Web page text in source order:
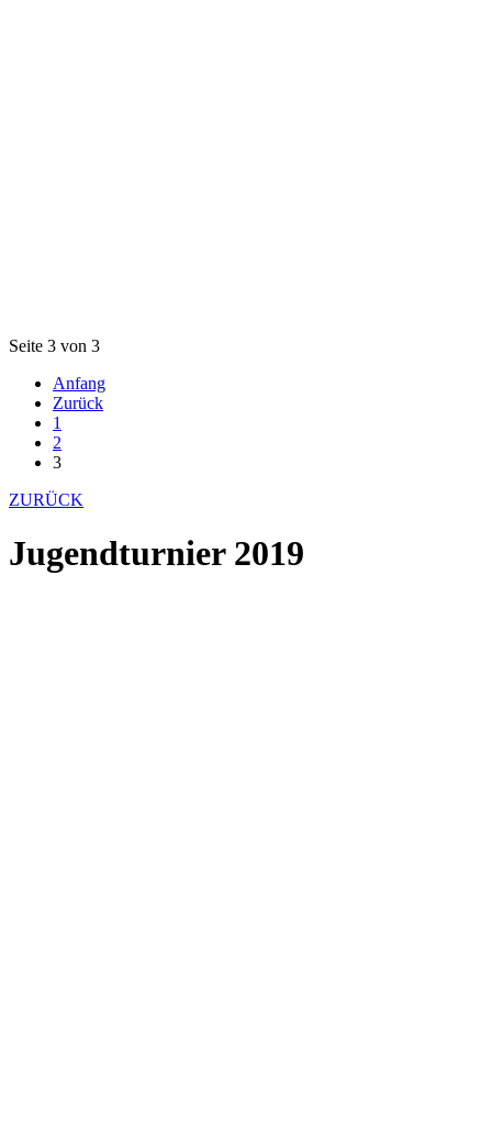
Seite 3 von 3
Anfang
Zurück
1
2
3
ZURÜCK
Jugendturnier 2019